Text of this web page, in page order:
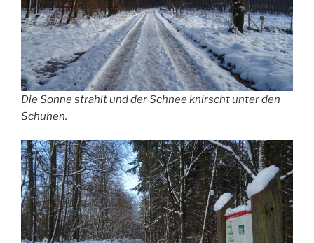
Die Sonne strahlt und der Schnee knirscht unter den
Schuhen.